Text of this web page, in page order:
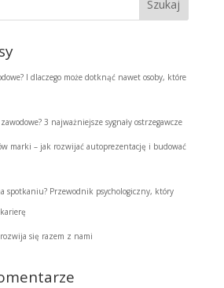
I dlaczego może dotknąć nawet osoby, które
3 najważniejsze sygnały ostrzegawcze
marki – jak rozwijać autoprezentację i budować
spotkaniu? Przewodnik psychologiczny, który
się razem z nami